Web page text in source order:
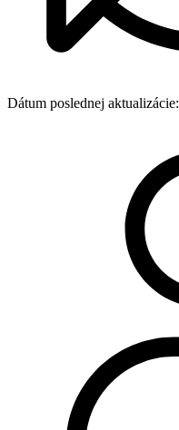
Dátum poslednej aktualizácie: